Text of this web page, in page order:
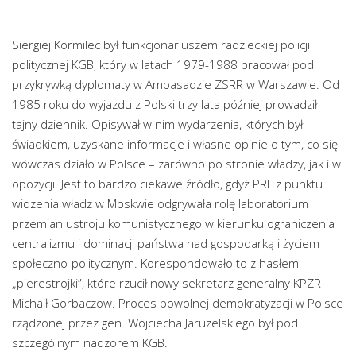
Siergiej Kormilec był funkcjonariuszem radzieckiej policji
politycznej KGB, który w latach 1979-1988 pracował pod
przykrywką dyplomaty w Ambasadzie ZSRR w Warszawie. Od
1985 roku do wyjazdu z Polski trzy lata później prowadził
tajny dziennik. Opisywał w nim wydarzenia, których był
świadkiem, uzyskane informacje i własne opinie o tym, co się
wówczas działo w Polsce – zarówno po stronie władzy, jak i w
opozycji. Jest to bardzo ciekawe źródło, gdyż PRL z punktu
widzenia władz w Moskwie odgrywała rolę laboratorium
przemian ustroju komunistycznego w kierunku ograniczenia
centralizmu i dominacji państwa nad gospodarką i życiem
społeczno-politycznym. Korespondowało to z hasłem
„pierestrojki”, które rzucił nowy sekretarz generalny KPZR
Michaił Gorbaczow. Proces powolnej demokratyzacji w Polsce
rządzonej przez gen. Wojciecha Jaruzelskiego był pod
szczególnym nadzorem KGB.